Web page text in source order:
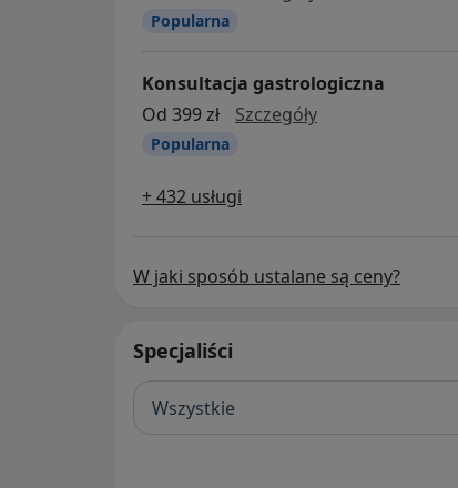
Popularna
Konsultacja gastrologiczna
Od 399 zł
Szczegółykonsultacja
Popularna
+ 432 usługi
W jaki sposób ustalane są ceny?
Specjaliści
Wszystkie